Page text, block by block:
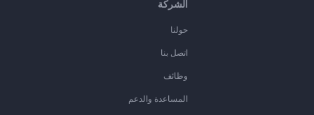
الشركة
حولنا
اتصل بنا
وظائف
المساعدة والدعم